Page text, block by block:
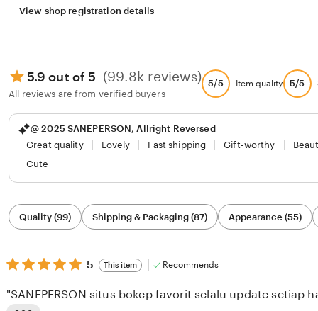
View shop registration details
5.9 out of 5 (99.8k reviews)
All reviews are from verified buyers
5/5 Item quality 5/5
@ 2025 SANEPERSON, Allright Reversed
Great quality
Lovely Fast shipping Gift-worthy
Cute
Filter
by
category
Quality (99) Shipping & Packaging (87) Appearance (55)
5
out
5
5 This item Recommends
"SANEPERSON situs bokep favorit selalu update setiap